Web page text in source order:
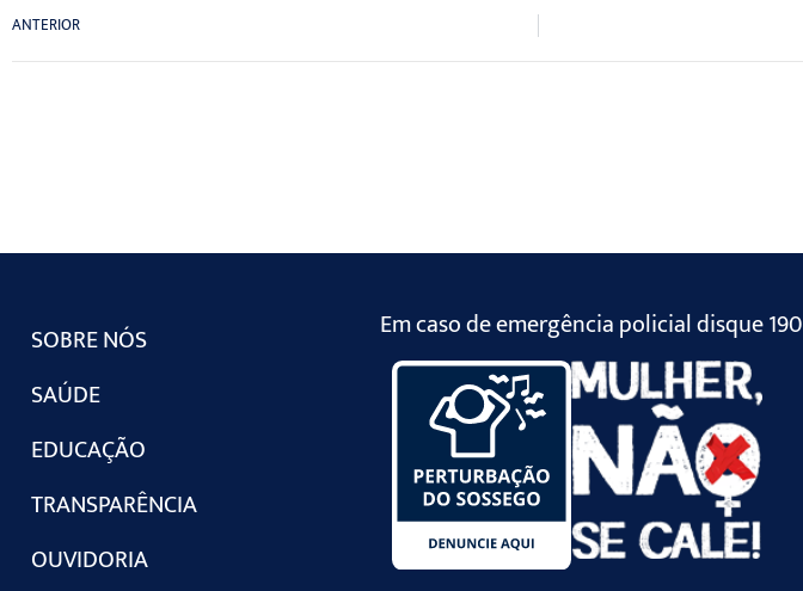
ANTERIOR
SOBRE NÓS
SAÚDE
EDUCAÇÃO
TRANSPARÊNCIA
OUVIDORIA
Em caso de emergência policial disque 190